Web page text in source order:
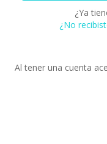
¿Ya
¿No
Al tener una cuenta